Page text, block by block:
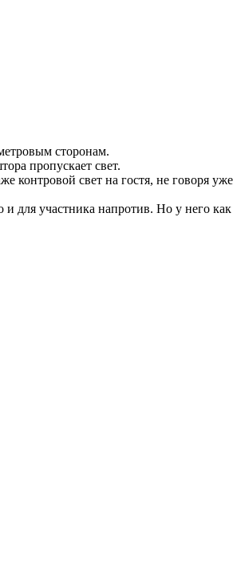
сторонам.
пропускает свет.
контровой свет на гостя, не говоря уже
и для участника напротив. Но у него как